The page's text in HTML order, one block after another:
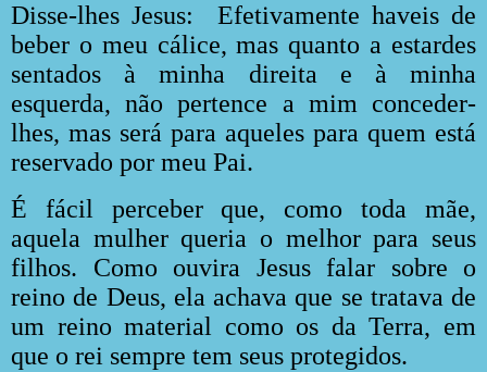
Disse-lhes Jesus:
Efetivamente haveis de
beber o meu cálice, mas quanto a estardes
sentados à minha direita e à minha
esquerda, não pertence a mim conceder-
lhes, mas será para aqueles para quem está
reservado por meu Pai.
É fácil perceber que, como toda mãe,
aquela mulher queria o melhor para seus
filhos. Como ouvira Jesus falar sobre o
reino de Deus, ela achava que se tratava de
um reino material como os da Terra, em
que o rei sempre tem seus protegidos.